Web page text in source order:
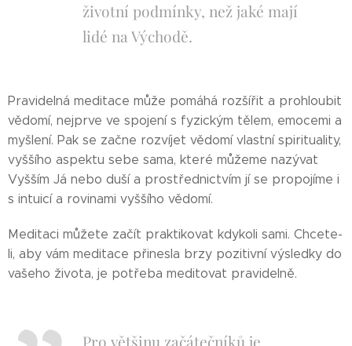
životní podmínky, než jaké mají
lidé na Východě.
Pravidelná meditace může pomáhá rozšířit a prohloubit
vědomí, nejprve ve spojení s fyzickým tělem, emocemi a
myšlení. Pak se začne rozvíjet vědomí vlastní spirituality,
vyššího aspektu sebe sama, které můžeme nazývat
Vyšším Já nebo duší a prostřednictvím jí se propojíme i
s intuicí a rovinami vyššího vědomí.
Meditaci můžete začít praktikovat kdykoli sami. Chcete-
li, aby vám meditace přinesla brzy pozitivní výsledky do
vašeho života, je potřeba meditovat pravidelně.
Pro většinu začátečníků je